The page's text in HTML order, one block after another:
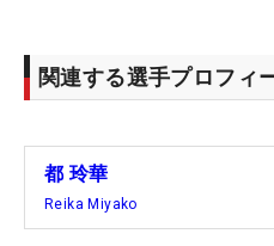
関連する選手プロフィ
都 玲華
Reika Miyako